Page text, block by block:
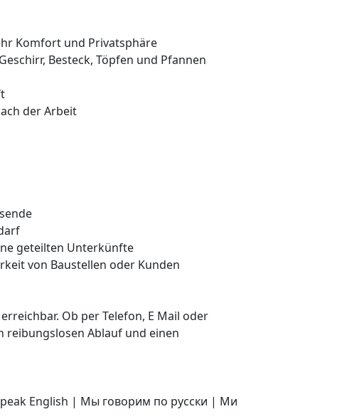
Komfort und Privatsphäre
Besteck, Töpfen und Pfannen
der Arbeit
geteilten Unterkünfte
von Baustellen oder Kunden
Ob per Telefon, E Mail oder
reibungslosen Ablauf und einen
English | Мы говорим по русски | Ми